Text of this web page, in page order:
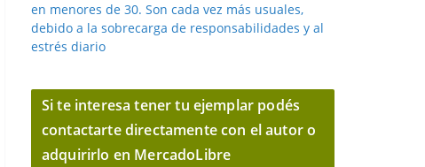
en menores de 30. Son cada vez más usuales,
debido a la sobrecarga de responsabilidades y al
estrés diario
Si te interesa tener tu ejemplar podés
contactarte directamente con el autor o
adquirirlo en MercadoLibre